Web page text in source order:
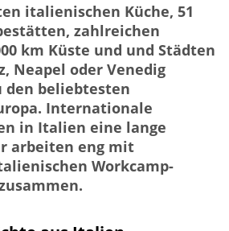
italienischen Küche, 51
zahlreichen
km Küste und und Städten
Neapel oder Venedig
beliebtesten
Internationale
in Italien eine lange
arbeiten eng mit
Workcamp-